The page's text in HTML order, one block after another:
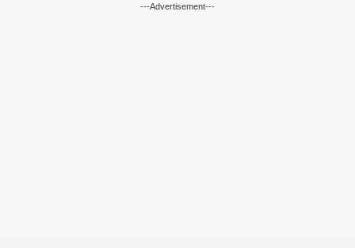
---Advertisement---